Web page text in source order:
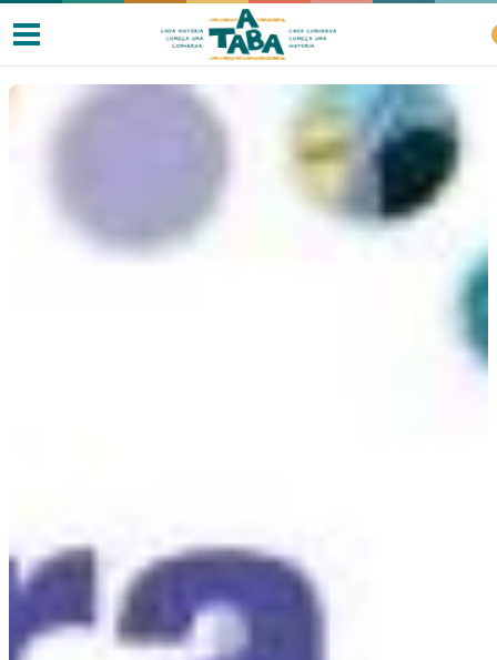
Resenhas
Na família
Colunas